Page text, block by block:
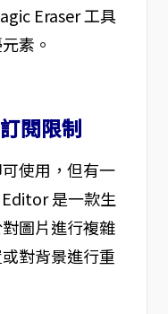
Eraser 工具
素。
閱限制
使用，但有一
是一款生
圖片進行複雜
對背景進行重